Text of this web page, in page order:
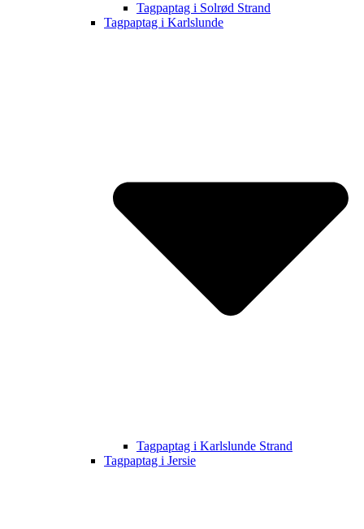
Tagpaptag i Solrød Strand
Tagpaptag i Karlslunde
Tagpaptag i Karlslunde Strand
Tagpaptag i Jersie